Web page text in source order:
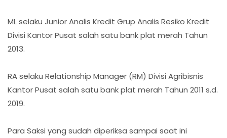
ML selaku Junior Analis Kredit Grup Analis Resiko Kredit
Divisi Kantor Pusat salah satu bank plat merah Tahun
2013.
RA selaku Relationship Manager (RM) Divisi Agribisnis
Kantor Pusat salah satu bank plat merah Tahun 2011 s.d.
2019.
Para Saksi yang sudah diperiksa sampai saat ini